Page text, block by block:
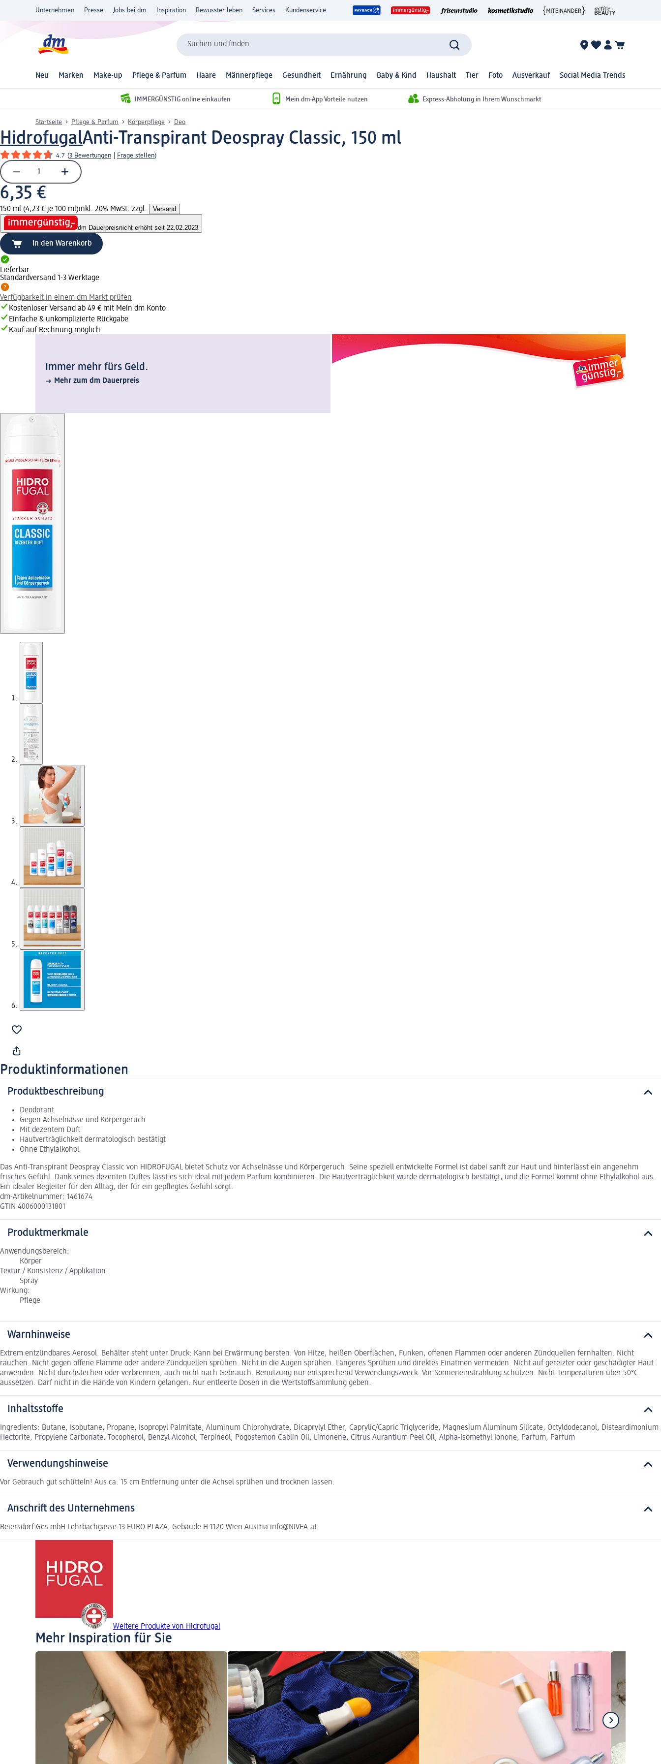
Unternehmen Presse Jobs bei dm Inspiration Bewusster leben Services Kundenservice
Suchen und finden
Neu Marken Make-up Pflege & Parfum Haare Männerpflege Gesundheit Ernährung Baby & Kind Haushalt Tier Foto Ausverkauf Social Media Trends
IMMERGÜNSTIG online einkaufen Mein dm-App Vorteile nutzen Express-Abholung in Ihrem Wunschmarkt
Startseite Pflege & Parfum Körperpflege Deo
HidrofugalAnti-Transpirant Deospray Classic, 150 ml
4.7 (3 Bewertungen Frage stellen)
6,35 €
150 ml (4,23 € je 100 ml)inkl. 20% MwSt. zzgl. Versand
dm Dauerpreisnicht erhöht seit 22.02.2023
In den Warenkorb
Lieferbar
Standardversand 1-3 Werktage
Verfügbarkeit in einem dm Markt prüfen
Kostenloser Versand ab 49 € mit Mein dm Konto
Einfache & unkomplizierte Rückgabe
Kauf auf Rechnung möglich
Immer mehr fürs Geld.
Mehr zum dm Dauerpreis
Produktinformationen
Produktbeschreibung
Deodorant
Gegen Achselnässe und Körpergeruch
Mit dezentem Duft
Hautverträglichkeit dermatologisch bestätigt
Ohne Ethylalkohol
Das Anti-Transpirant Deospray Classic von HIDROFUGAL bietet Schutz vor Achselnässe und Körpergeruch. Seine speziell entwickelte Formel ist dabei sanft zur Haut und hinterlässt ein angenehm
frisches Gefühl. Dank seines dezenten Duftes lässt es sich ideal mit jedem Parfum kombinieren. Die Hautverträglichkeit wurde dermatologisch bestätigt, und die Formel kommt ohne Ethylalkohol aus.
Ein idealer Begleiter für den Alltag, der für ein gepflegtes Gefühl sorgt.
dm-Artikelnummer: 1461674
GTIN 4006000131801
Produktmerkmale
Anwendungsbereich:
Körper
Textur / Konsistenz / Applikation:
Spray
Wirkung:
Pflege
Warnhinweise
Extrem entzündbares Aerosol. Behälter steht unter Druck: Kann bei Erwärmung bersten. Von Hitze, heißen Oberﬂächen, Funken, offenen Flammen oder anderen Zündquellen fernhalten. Nicht
rauchen. Nicht gegen offene Flamme oder andere Zündquellen sprühen. Nicht in die Augen sprühen. Längeres Sprühen und direktes Einatmen vermeiden. Nicht auf gereizter oder geschädigter Haut
anwenden. Nicht durchstechen oder verbrennen, auch nicht nach Gebrauch. Benutzung nur entsprechend Verwendungszweck. Vor Sonneneinstrahlung schützen. Nicht Temperaturen über 50°C
aussetzen. Darf nicht in die Hände von Kindern gelangen. Nur entleerte Dosen in die Wertstoffsammlung geben.
Inhaltsstoffe
Ingredients: Butane, Isobutane, Propane, Isopropyl Palmitate, Aluminum Chlorohydrate, Dicaprylyl Ether, Caprylic/Capric Triglyceride, Magnesium Aluminum Silicate, Octyldodecanol, Disteardimonium
Hectorite, Propylene Carbonate, Tocopherol, Benzyl Alcohol, Terpineol, Pogostemon Cablin Oil, Limonene, Citrus Aurantium Peel Oil, Alpha-Isomethyl Ionone, Parfum, Parfum
Verwendungshinweise
Vor Gebrauch gut schütteln! Aus ca. 15 cm Entfernung unter die Achsel sprühen und trocknen lassen.
Anschrift des Unternehmens
Beiersdorf Ges mbH Lehrbachgasse 13 EURO PLAZA, Gebäude H 1120 Wien Austria info@NIVEA.at
Weitere Produkte von Hidrofugal
Mehr Inspiration für Sie